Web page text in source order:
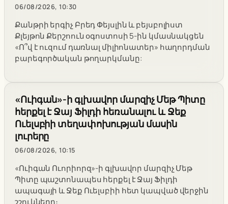
06/08/2026, 10:30
Քանթրի երգիչ Բրեդ Փեյսլին և բեյսբոլիստ
Քլեյթոն Քերշոուն օգոստոսի 5-ին կմասնակցեն
«Ո՞վ է ուզում դառնալ միլիոնատեր» հաղորդման
բարեգործական թողարկմանը:
«Ուիգան»-ի գլխավոր մարզիչ Մեթ Պիտը
հերքել է Ջայ Ֆիլդի հեռանալու և Ջեք
Ուելսբիի տեղափոխության մասին
լուրերը
06/08/2026, 10:15
«Ուիգան Ուորիորզ»-ի գլխավոր մարզիչ Մեթ
Պիտը պաշտոնապես հերքել է Ջայ Ֆիլդի
ապագայի և Ջեք Ուելսբիի հետ կապված վերջին
շշուկները։